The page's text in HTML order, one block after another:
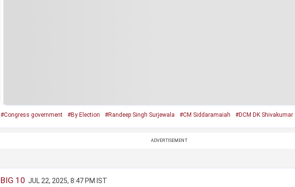
#Congress government #By Election #Randeep Singh Surjewala #CM Siddaramaiah #DCM DK Shivakumar
ADVERTISEMENT
BIG 10 JUL 22, 2025, 8:47 PM IST